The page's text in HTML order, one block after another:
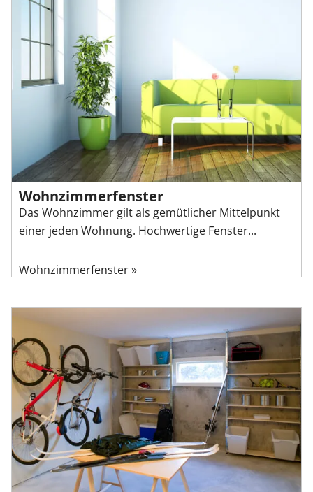
Wohnzimmerfenster
Das Wohnzimmer gilt als gemütlicher Mittelpunkt
einer jeden Wohnung. Hochwertige Fenster...
Wohnzimmerfenster »